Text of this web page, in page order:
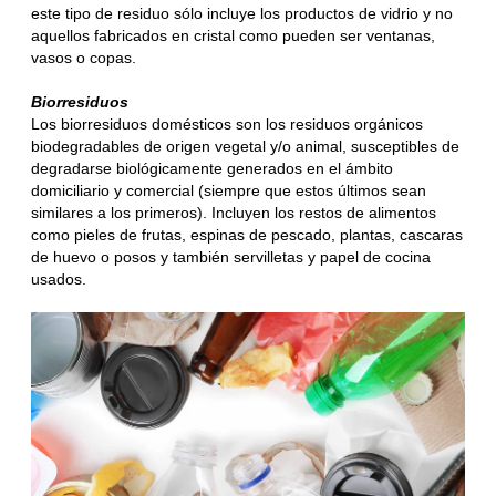
este tipo de residuo sólo incluye los productos de vidrio y no
aquellos fabricados en cristal como pueden ser ventanas,
vasos o copas.
Biorresiduos
Los biorresiduos domésticos son los residuos orgánicos
biodegradables de origen vegetal y/o animal, susceptibles de
degradarse biológicamente generados en el ámbito
domiciliario y comercial (siempre que estos últimos sean
similares a los primeros). Incluyen los restos de alimentos
como pieles de frutas, espinas de pescado, plantas, cascaras
de huevo o posos y también servilletas y papel de cocina
usados.